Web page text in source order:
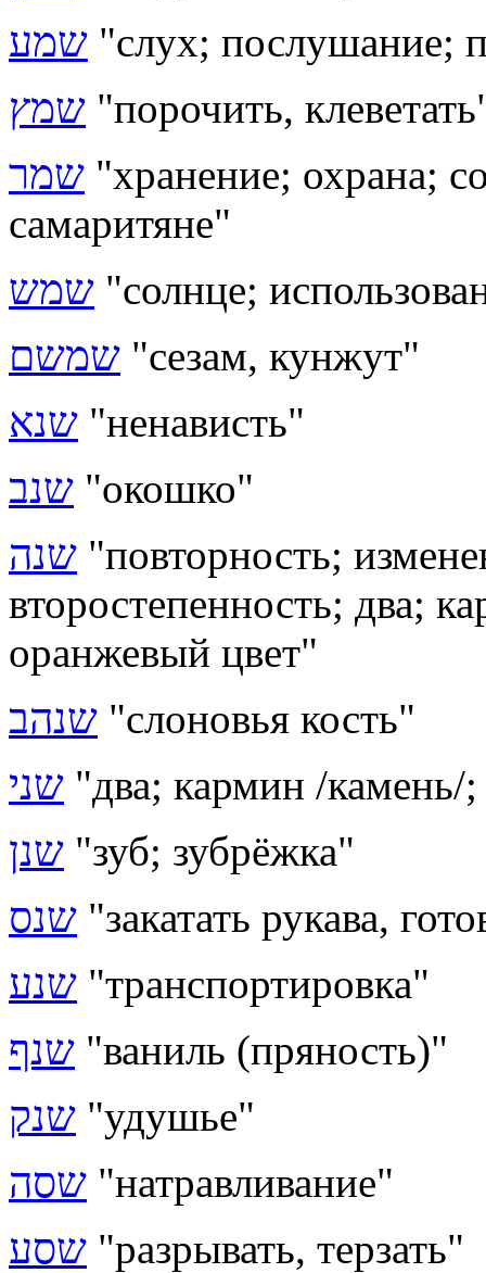
שמע "слух; послушание;
שמץ "порочить,
שמר "хранение; охрана;
самаритяне"
שמש "солнце;
שמשם "сезам, кунжут"
שנא "ненависть"
שנב "окошко"
שנה "повторность;
второстепенность; два;
оранжевый цвет"
שנהב "слоновья кость"
שני "два; кармин /камень/
שנן "зуб; зубрёжка"
שנס "закатать рукава,
שנע "транспортировка"
שנף "ваниль (пряность)"
שנק "удушье"
שסה "натравливание"
שסע "разрывать, терзать"